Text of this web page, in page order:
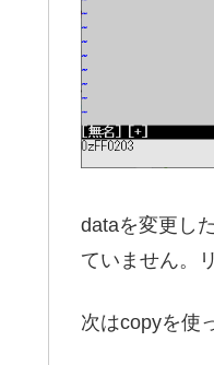
dataを変更し
ていません。
次はcopyを使